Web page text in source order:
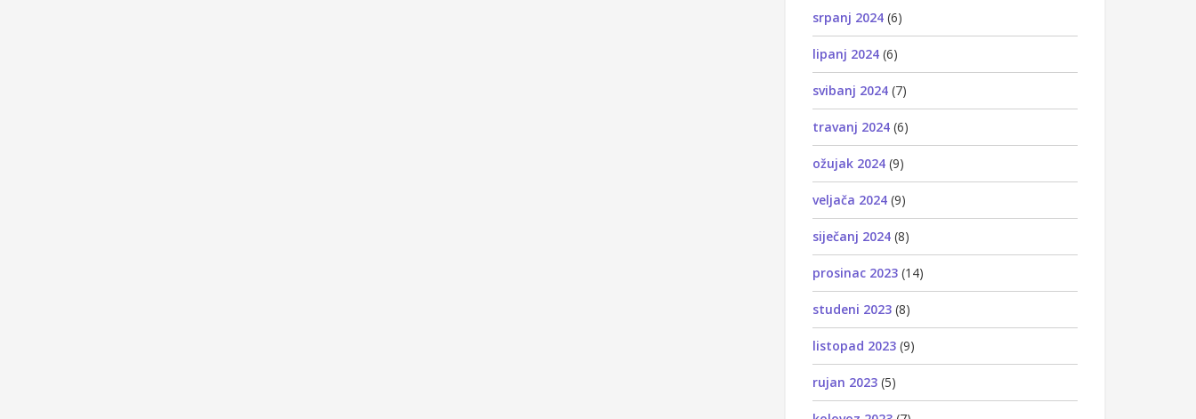
srpanj 2024 (6)
lipanj 2024 (6)
svibanj 2024 (7)
travanj 2024 (6)
ožujak 2024 (9)
veljača 2024 (9)
siječanj 2024 (8)
prosinac 2023 (14)
studeni 2023 (8)
listopad 2023 (9)
rujan 2023 (5)